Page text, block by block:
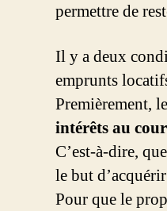
permettre de
Il y a deux
emprunts
Premièrement,
intérêts au
C’est-à-dire,
le but
Pour que le